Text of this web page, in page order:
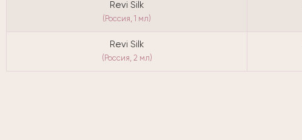
Revi Silk
(Россия, 1 мл)
Revi Silk
(Россия, 2 мл)